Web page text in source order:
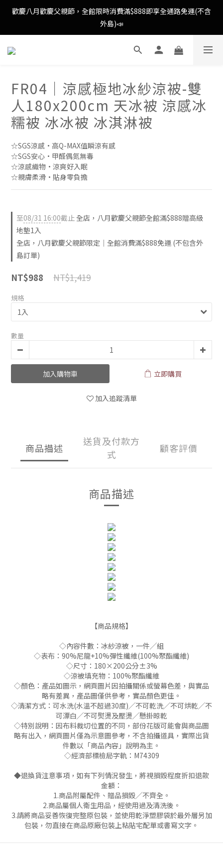
歡慶八月歡慶父親節，全館限時消費滿$888即享全通路免運(不含
外島)📣
歡慶八月歡慶父親節，全館限時消費滿$888即享全通路免運(不含
外島)📣
歡慶八月歡慶父親節，新加入會員即可得購物金$88📣
消費滿額即可成為VIP📣
歡慶八月歡慶父親節，全館限時消費滿$888即享全通路免運(不含
外島)📣
FR04｜涼感極地冰紗涼被-雙
人180x200cm 天冰被 涼感冰
糯被 冰冰被 冰淇淋被
☆SGS涼感·高Q-MAX值瞬涼有感
☆SGS安心·甲醛偶氮無毒
☆涼感織物·涼爽好入眠
☆親膚柔滑·貼身零負擔
至08/31 16:00截止 全店，八月歡慶父親節全館滿$888贈高級
地墊1入
全店，八月歡慶父親節限定｜全館消費滿$888免運 (不包含外
島訂單)
NT$1,419
NT$988
規格
數量
加入購物車 立即購買
加入追蹤清單
商品描述
送貨及付款方
式
顧客評價
商品描述
【商品規格】
◇內容件數：冰紗涼被，一件╱組
◇表布：90%尼龍+10%彈性纖維(100%聚酯纖維)
◇尺寸：180×200公分±3%
◇涼被填充物：100%聚酯纖維
◇顏色：產品如圖示，網頁圖片因拍攝關係或螢幕色差，與實品
略有差異，產品圖僅供參考，實品顏色更佳。
◇清潔方式：可水洗(水溫不超過30度)╱不可乾洗╱不可烘乾╱不
可漂白╱不可熨燙及壓燙╱懸掛晾乾
◇特別說明：因布料裁切位置的不同，部份花版可能會與商品圖
略有出入，網頁圖片僅為示意圖參考，不含拍攝道具，實際出貨
件數以「商品內容」說明為主。
◇經濟部標檢局字軌：M74309
◆退換貨注意事項，如有下列情況發生，將視損毀程度折扣退款
金額：
1.商品附屬配件、贈品損毀╱不齊全。
2.商品屬個人衛生用品，經使用過及清洗後。
3.請將商品妥善恢復完整原包裝，並使用乾淨塑膠袋於最外層另加
包裝，勿直接在商品原廠包裝上粘貼宅配單或書寫文字。